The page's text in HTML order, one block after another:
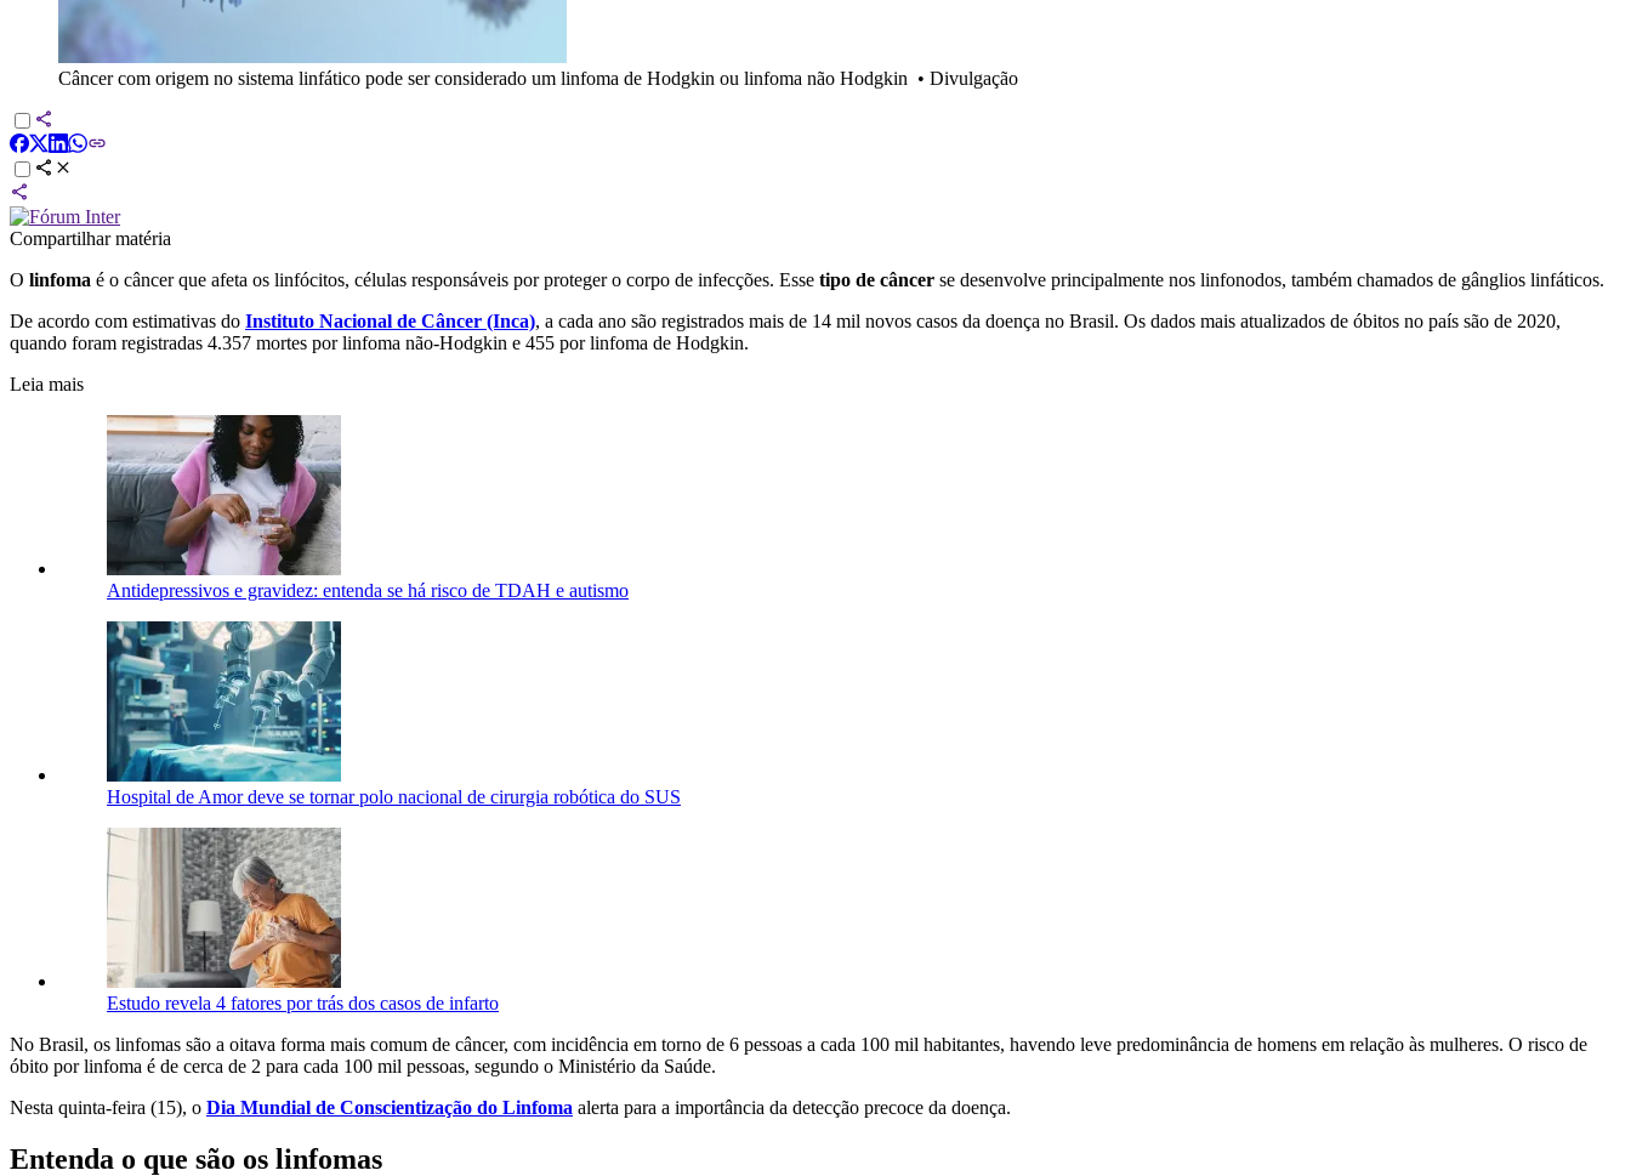
Câncer com origem no sistema linfático pode ser considerado um linfoma de Hodgkin ou linfoma não Hodgkin • Divulgação
Compartilhar matéria
O linfoma é o câncer que afeta os linfócitos, células responsáveis por proteger o corpo de infecções. Esse tipo de câncer se desenvolve principalmente nos linfonodos, também chamados de gânglios linfáticos.
De acordo com estimativas do Instituto Nacional de Câncer (Inca), a cada ano são registrados mais de 14 mil novos casos da doença no Brasil. Os dados mais atualizados de óbitos no país são de 2020,
quando foram registradas 4.357 mortes por linfoma não-Hodgkin e 455 por linfoma de Hodgkin.
Leia mais
Antidepressivos e gravidez: entenda se há risco de TDAH e autismo
Hospital de Amor deve se tornar polo nacional de cirurgia robótica do SUS
Estudo revela 4 fatores por trás dos casos de infarto
No Brasil, os linfomas são a oitava forma mais comum de câncer, com incidência em torno de 6 pessoas a cada 100 mil habitantes, havendo leve predominância de homens em relação às mulheres. O risco de
óbito por linfoma é de cerca de 2 para cada 100 mil pessoas, segundo o Ministério da Saúde.
Nesta quinta-feira (15), o Dia Mundial de Conscientização do Linfoma alerta para a importância da detecção precoce da doença.
Entenda o que são os linfomas